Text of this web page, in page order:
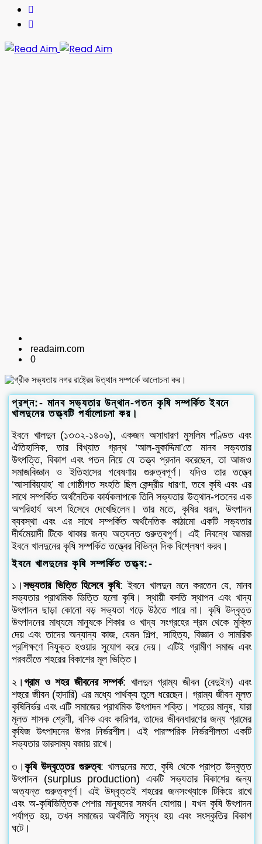
Read Aim
readaim.com
0
প্রশ্ন:- মানব সভ্যতার উন্থান-পতন কৃষি সম্পর্কিত ইবনে
খালদুনের তত্ত্বটি পর্যালোচনা কর।
ইবনে খালদুন (১৩৩২-১৪০৬), একজন অসাধারণ মুসলিম পণ্ডিত এবং
ঐতিহাসিক, তার বিখ্যাত গ্রন্থ ‘আল-মুকাদ্দিমা’তে মানব সভ্যতার
উৎপত্তি, বিকাশ এবং পতন নিয়ে যে তত্ত্ব প্রদান করেছেন, তা আজও
সমাজবিজ্ঞান ও ইতিহাসের গবেষণায় গুরুত্বপূর্ণ। যদিও তার তত্ত্বে
‘আসাবিয়্যাহ’ বা গোষ্ঠীগত সংহতি ছিল কেন্দ্রীয় ধারণা, তবে কৃষি এবং এর
সাথে সম্পর্কিত অর্থনৈতিক কার্যকলাপকে তিনি সভ্যতার উত্থান-পতনের এক
অপরিহার্য অংশ হিসেবে দেখেছিলেন। তার মতে, কৃষির ধরন, উৎপাদন
ব্যবস্থা এবং এর সাথে সম্পর্কিত অর্থনৈতিক কাঠামো একটি সভ্যতার
দীর্ঘমেয়াদী টিকে থাকার জন্য অত্যন্ত গুরুত্বপূর্ণ। এই নিবন্ধে আমরা
ইবনে খালদুনের কৃষি সম্পর্কিত তত্ত্বের বিভিন্ন দিক বিশ্লেষণ করব।
ইবনে খালদুনের কৃষি সম্পর্কিত তত্ত্ব:-
১। সভ্যতার ভিত্তি হিসেবে কৃষি: ইবনে খালদুন মনে করতেন যে, মানব
সভ্যতার প্রাথমিক ভিত্তি হলো কৃষি। স্থায়ী বসতি স্থাপন এবং খাদ্য
উৎপাদন ছাড়া কোনো বড় সভ্যতা গড়ে উঠতে পারে না। কৃষি উদ্বৃত্ত
উৎপাদনের মাধ্যমে মানুষকে শিকার ও খাদ্য সংগ্রহের শ্রম থেকে মুক্তি
দেয় এবং তাদের অন্যান্য কাজ, যেমন শিল্প, সাহিত্য, বিজ্ঞান ও সামরিক
প্রশিক্ষণে নিযুক্ত হওয়ার সুযোগ করে দেয়। এটিই গ্রামীণ সমাজ এবং
পরবর্তীতে শহরের বিকাশের মূল ভিত্তি।
২। গ্রাম ও শহর জীবনের সম্পর্ক: খালদুন গ্রাম্য জীবন (বেদুইন) এবং
শহুরে জীবন (হাদারি) এর মধ্যে পার্থক্য তুলে ধরেছেন। গ্রাম্য জীবন মূলত
কৃষিনির্ভর এবং এটি সমাজের প্রাথমিক উৎপাদন শক্তি। শহরের মানুষ, যারা
মূলত শাসক শ্রেণী, বণিক এবং কারিগর, তাদের জীবনধারণের জন্য গ্রামের
কৃষিজ উৎপাদনের উপর নির্ভরশীল। এই পারস্পরিক নির্ভরশীলতা একটি
সভ্যতার ভারসাম্য বজায় রাখে।
৩। কৃষি উদ্বৃত্তের গুরুত্ব: খালদুনের মতে, কৃষি থেকে প্রাপ্ত উদ্বৃত্ত
উৎপাদন (surplus production) একটি সভ্যতার বিকাশের জন্য
অত্যন্ত গুরুত্বপূর্ণ। এই উদ্বৃত্তই শহরের জনসংখ্যাকে টিকিয়ে রাখে
এবং অ-কৃষিভিত্তিক পেশার মানুষদের সমর্থন যোগায়। যখন কৃষি উৎপাদন
পর্যাপ্ত হয়, তখন সমাজের অর্থনীতি সমৃদ্ধ হয় এবং সংস্কৃতির বিকাশ
ঘটে।